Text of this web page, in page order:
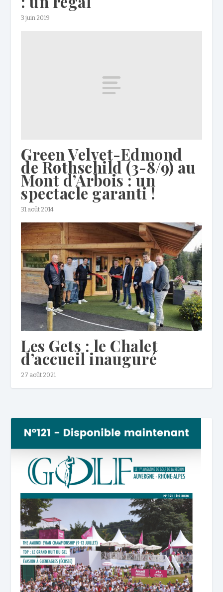
3 juin 2019
Green Velvet-Edmond
de Rothschild (3-8/9) au
Mont d’Arbois : un
spectacle garanti !
31 août 2014
Les Gets : le Chalet
d’accueil inauguré
27 août 2021